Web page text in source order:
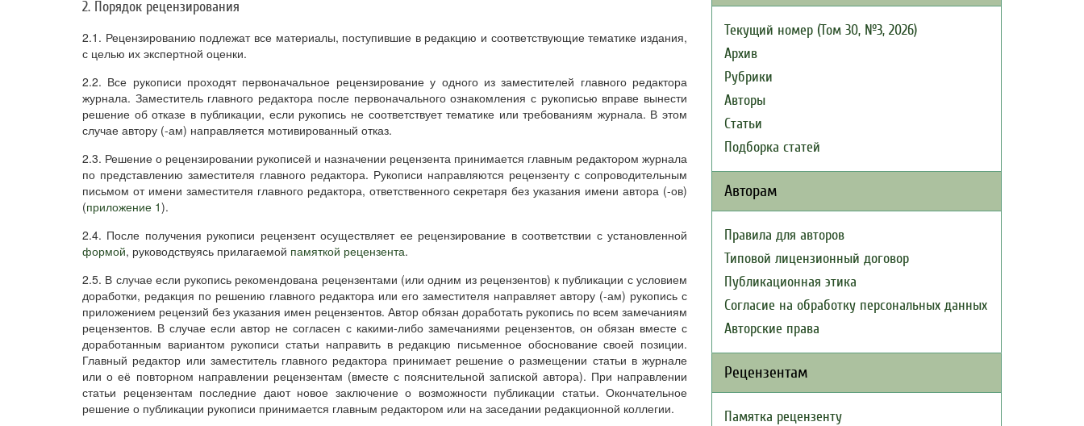
2. Порядок рецензирования
2.1. Рецензированию подлежат все материалы, поступившие в редакцию и соответствующие тематике издания,
с целью их экспертной оценки.
2.2. Все рукописи проходят первоначальное рецензирование у одного из заместителей главного редактора
журнала. Заместитель главного редактора после первоначального ознакомления с рукописью вправе вынести
решение об отказе в публикации, если рукопись не соответствует тематике или требованиям журнала. В этом
случае автору (-ам) направляется мотивированный отказ.
2.3. Решение о рецензировании рукописей и назначении рецензента принимается главным редактором журнала
по представлению заместителя главного редактора. Рукописи направляются рецензенту с сопроводительным
письмом от имени заместителя главного редактора, ответственного секретаря без указания имени автора (-ов)
(приложение 1).
2.4. После получения рукописи рецензент осуществляет ее рецензирование в соответствии с установленной
формой, руководствуясь прилагаемой памяткой рецензента.
2.5. В случае если рукопись рекомендована рецензентами (или одним из рецензентов) к публикации с условием
доработки, редакция по решению главного редактора или его заместителя направляет автору (-ам) рукопись с
приложением рецензий без указания имен рецензентов. Автор обязан доработать рукопись по всем замечаниям
рецензентов. В случае если автор не согласен с какими-либо замечаниями рецензентов, он обязан вместе с
доработанным вариантом рукописи статьи направить в редакцию письменное обоснование своей позиции.
Главный редактор или заместитель главного редактора принимает решение о размещении статьи в журнале
или о её повторном направлении рецензентам (вместе с пояснительной запиской автора). При направлении
статьи рецензентам последние дают новое заключение о возможности публикации статьи. Окончательное
решение о публикации рукописи принимается главным редактором или на заседании редакционной коллегии.
Текущий номер (Том 30, №3, 2026)
Архив
Рубрики
Авторы
Статьи
Подборка статей
Авторам
Правила для авторов
Типовой лицензионный договор
Публикационная этика
Согласие на обработку персональных данных
Авторские права
Рецензентам
Памятка рецензенту